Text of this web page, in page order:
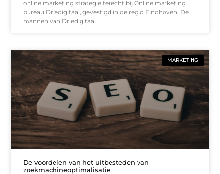
online marketing strategie terecht bij Online marketing
bureau Driedigitaal, gevestigd in de regio Eindhoven. De
mannen van Driedigitaal
MARKETING
De voordelen van het uitbesteden van
zoekmachineoptimalisatie